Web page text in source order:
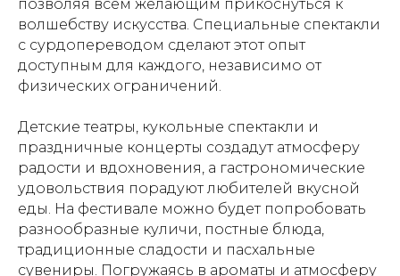
позволяя всем желающим прикоснуться к
волшебству искусства. Специальные спектакли
с сурдопереводом сделают этот опыт
доступным для каждого, независимо от
физических ограничений.
Детские театры, кукольные спектакли и
праздничные концерты создадут атмосферу
радости и вдохновения, а гастрономические
удовольствия порадуют любителей вкусной
еды. На фестивале можно будет попробовать
разнообразные куличи, постные блюда,
традиционные сладости и пасхальные
сувениры. Погружаясь в ароматы и атмосферу